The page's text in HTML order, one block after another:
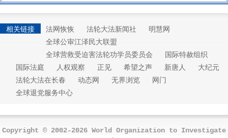
相关链接 法网恢恢 法轮大法新闻社
明慧网
全球公审江泽民大联盟
全球营救受迫害法轮功学员委员会
国际特赦组织
国际法庭
人权观察 正见 希望之声 新唐人
大纪元
法轮大法在长春
动态网 无界浏览
网门
全球退党服务中心
Copyright © 2002-2026 World Organization to Investigate